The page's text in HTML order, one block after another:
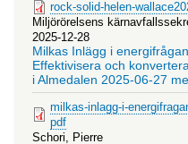
rock-solid-helen-
Miljörörelsens
2025-12-28
Milkas Inlägg i
Effektivisera och
i Almedalen 2025-06-27
milkas-inlagg-i-
pdf
Schori, Pierre